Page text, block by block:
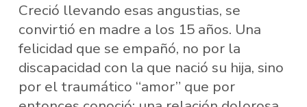
Creció llevando esas angustias, se
convirtió en madre a los 15 años. Una
felicidad que se empañó, no por la
discapacidad con la que nació su hija, sino
por el traumático “amor” que por